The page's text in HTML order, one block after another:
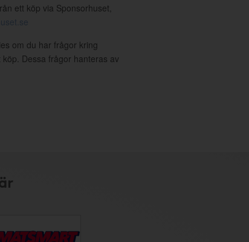
ett köp via Sponsorhuset,
om du har frågor kring
Dessa frågor hanteras av